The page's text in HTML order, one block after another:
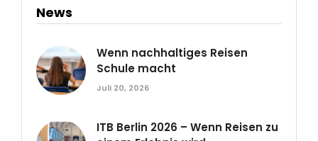
News
Wenn nachhaltiges Reisen
Schule macht
Juli 20, 2026
ITB Berlin 2026 – Wenn Reisen zu